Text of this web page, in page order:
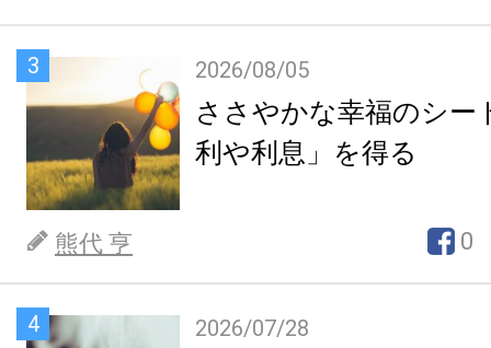
3 2026/08/05
ささやかな幸福のシー
利や利息」を得る
熊代 亨 0
4 2026/07/28